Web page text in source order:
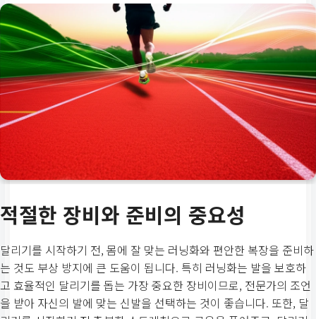
달리기 15분, 걷기 2분
총 40분
달리기 20분, 걷기 2분
총 40분
8주차
5km 완주 도전!
총 45분 이내
적절한 장비와 준비의 중요성
달리기를 시작하기 전, 몸에 잘 맞는 러닝화와 편안한 복장을 준비하
는 것도 부상 방지에 큰 도움이 됩니다. 특히 러닝화는 발을 보호하
고 효율적인 달리기를 돕는 가장 중요한 장비이므로, 전문가의 조언
을 받아 자신의 발에 맞는 신발을 선택하는 것이 좋습니다. 또한, 달